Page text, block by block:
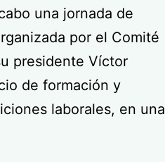
una jornada de
por el Comité
presidente Víctor
de formación y
laborales, en una